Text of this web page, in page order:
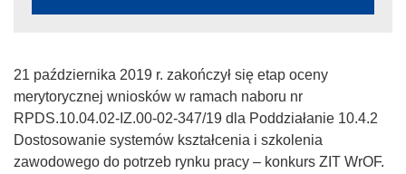
21 października 2019 r. zakończył się etap oceny
merytorycznej wniosków w ramach naboru nr
RPDS.10.04.02-IZ.00-02-347/19 dla Poddziałanie 10.4.2
Dostosowanie systemów kształcenia i szkolenia
zawodowego do potrzeb rynku pracy – konkurs ZIT WrOF.